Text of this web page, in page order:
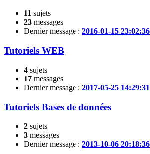
11 sujets
23 messages
Dernier message : 2016-01-15 23:02:36
Tutoriels WEB
4 sujets
17 messages
Dernier message : 2017-05-25 14:29:31
Tutoriels Bases de données
2 sujets
3 messages
Dernier message : 2013-10-06 20:18:36